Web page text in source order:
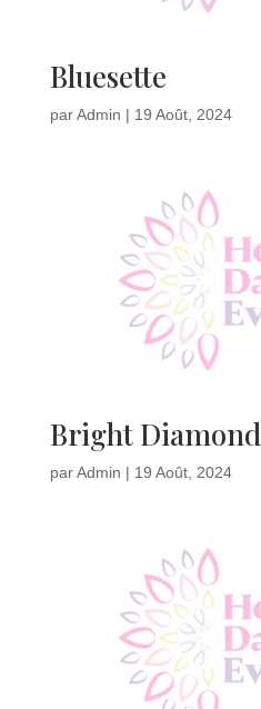
Bluesette
parAdmin | 19 Août, 2024
Bright Diamond
parAdmin | 19 Août, 2024